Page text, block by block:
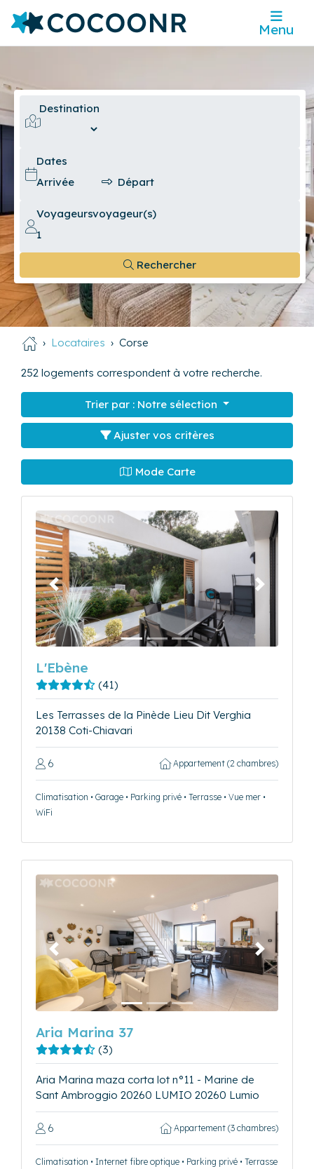
Menu
Destination
Dates
Voyageursvoyageur(s)
Rechercher
Locataires Corse
252 logements correspondent à votre recherche.
Trier par : Notre sélection
Ajuster vos critères
Mode Carte
Précédent Suivant
L'Ebène
(41)
Les Terrasses de la Pinède Lieu Dit Verghia
20138 Coti-Chiavari
6 Appartement (2 chambres)
Climatisation • Garage • Parking privé • Terrasse • Vue mer •
WiFi
Précédent Suivant
Aria Marina 37
(3)
Aria Marina maza corta lot n°11 - Marine de
Sant Ambroggio 20260 LUMIO 20260 Lumio
6 Appartement (3 chambres)
Climatisation • Internet fibre optique • Parking privé • Terrasse